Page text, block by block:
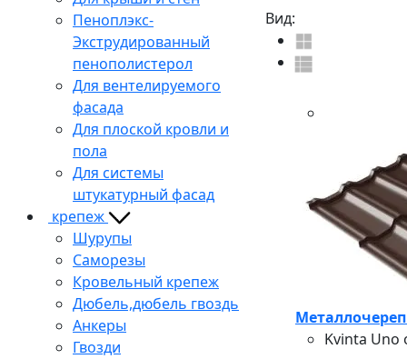
Пеноплэкс-
Экструдированный
пенополистерол
Для вентелируемого
фасада
Для плоской кровли и
пола
Для системы
штукатурный фасад
крепеж
Шурупы
Саморезы
Кровельный крепеж
Дюбель,дюбель гвоздь
Анкеры
Гвозди
Вид:
Kvinta Uno